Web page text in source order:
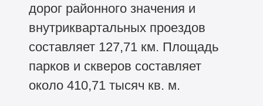
дорог районного значения и
внутриквартальных проездов
составляет 127,71 км. Площадь
парков и скверов составляет
около 410,71 тысяч кв. м.